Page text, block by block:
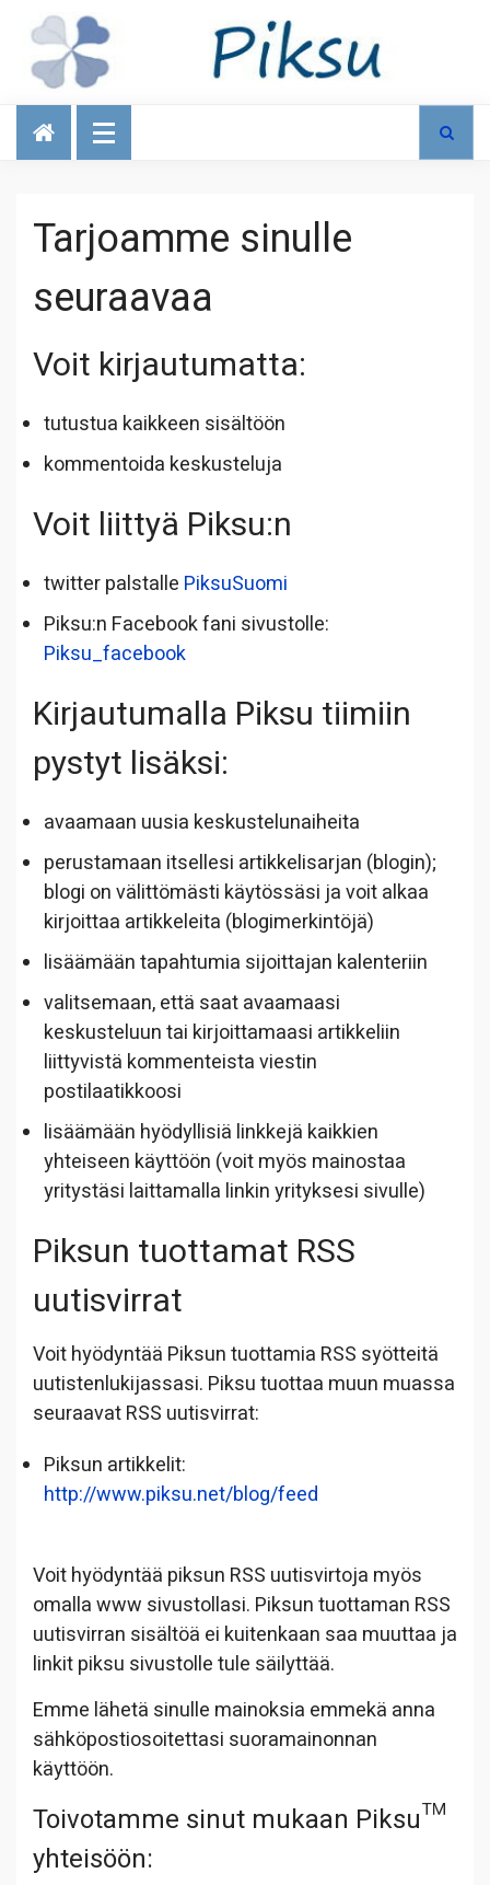
Talous
Tarjoamme sinulle
seuraavaa
Voit kirjautumatta:
tutustua kaikkeen sisältöön
kommentoida keskusteluja
Voit liittyä Piksu:n
twitter palstalle PiksuSuomi
Piksu:n Facebook fani sivustolle:
Piksu_facebook
Kirjautumalla Piksu tiimiin
pystyt lisäksi:
avaamaan uusia keskustelunaiheita
perustamaan itsellesi artikkelisarjan (blogin);
blogi on välittömästi käytössäsi ja voit alkaa
kirjoittaa artikkeleita (blogimerkintöjä)
lisäämään tapahtumia sijoittajan kalenteriin
valitsemaan, että saat avaamaasi
keskusteluun tai kirjoittamaasi artikkeliin
liittyvistä kommenteista viestin
postilaatikkoosi
lisäämään hyödyllisiä linkkejä kaikkien
yhteiseen käyttöön (voit myös mainostaa
yritystäsi laittamalla linkin yrityksesi sivulle)
Piksun tuottamat RSS
uutisvirrat
Voit hyödyntää Piksun tuottamia RSS syötteitä
uutistenlukijassasi. Piksu tuottaa muun muassa
seuraavat RSS uutisvirrat:
Piksun artikkelit:
http://www.piksu.net/blog/feed
Voit hyödyntää piksun RSS uutisvirtoja myös
omalla www sivustollasi. Piksun tuottaman RSS
uutisvirran sisältöä ei kuitenkaan saa muuttaa ja
linkit piksu sivustolle tule säilyttää.
Emme lähetä sinulle mainoksia emmekä anna
sähköpostiosoitettasi suoramainonnan
käyttöön.
Toivotamme sinut mukaan Piksu™
yhteisöön: